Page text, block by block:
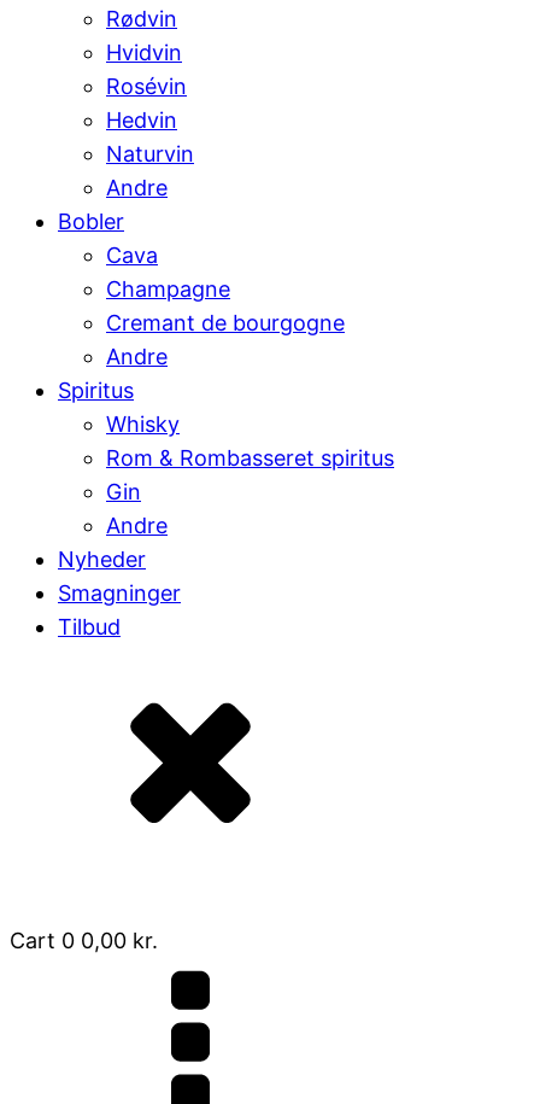
Rødvin
Hvidvin
Rosévin
Hedvin
Naturvin
Andre
Bobler
Cava
Champagne
Cremant de bourgogne
Andre
Spiritus
Whisky
Rom & Rombasseret spiritus
Gin
Andre
Nyheder
Smagninger
Tilbud
Cart 0 0,00 kr.